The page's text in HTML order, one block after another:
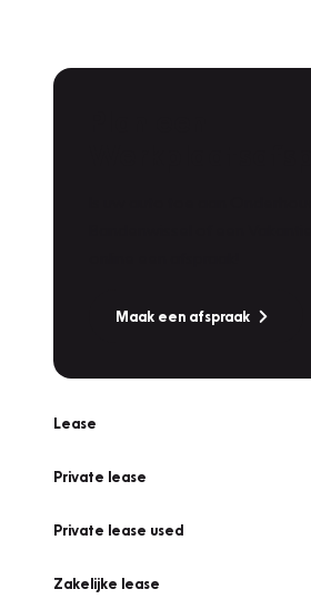
Maak een afspraak
Lease
Private lease
Private lease used
Zakelijke lease